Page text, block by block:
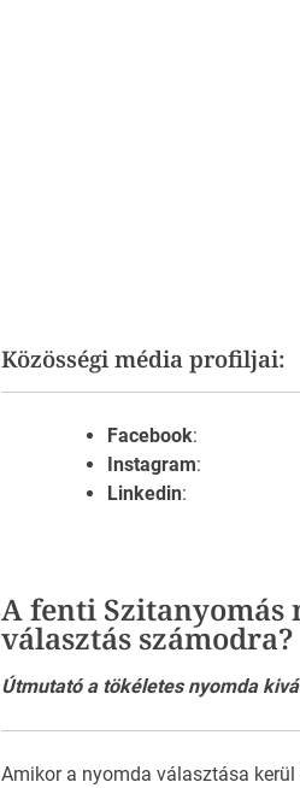
Közösségi média profiljai:
Facebook:
Instagram:
Linkedin:
A fenti Szitanyomás
választás számodra?
Útmutató a tökéletes nyomda
Amikor a nyomda választása kerül